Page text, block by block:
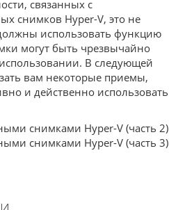
связанных с
снимков Hyper-V, это не
использовать функцию
могут быть чрезвычайно
В следующей
вам некоторые приемы,
и действенно использовать
снимками Hyper-V (часть 2)
снимками Hyper-V (часть 3)